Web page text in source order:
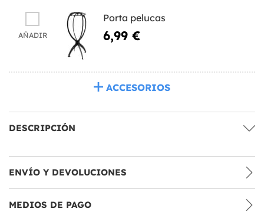
AÑADIR
Porta pelucas
6,99 €
ACCESORIOS
DESCRIPCIÓN
ENVÍO Y DEVOLUCIONES
MEDIOS DE PAGO